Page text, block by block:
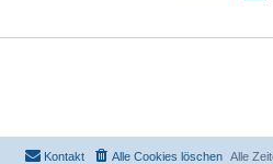
Alle
Alle Cookies löschen
Kontakt